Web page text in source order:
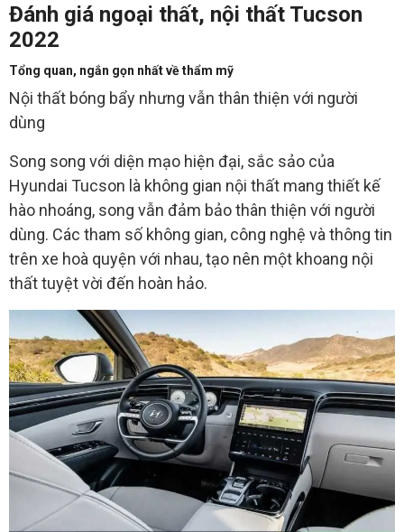
Đánh giá ngoại thất, nội thất Tucson
2022
Tổng quan, ngắn gọn nhất về thẩm mỹ
Nội thất bóng bẩy nhưng vẫn thân thiện với người
dùng
Song song với diện mạo hiện đại, sắc sảo của
Hyundai Tucson là không gian nội thất mang thiết kế
hào nhoáng, song vẫn đảm bảo thân thiện với người
dùng. Các tham số không gian, công nghệ và thông tin
trên xe hoà quyện với nhau, tạo nên một khoang nội
thất tuyệt vời đến hoàn hảo.